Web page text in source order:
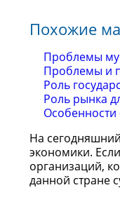
Похожие
Проблемы
Проблемы и
Роль
Роль рынка
Особенности
На
экономики.
организаций,
данной стране